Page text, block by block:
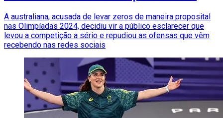
A australiana, acusada de levar zeros de maneira proposital
nas Olimpíadas 2024, decidiu vir a público esclarecer que
levou a competição a sério e repudiou as ofensas que vêm
recebendo nas redes sociais